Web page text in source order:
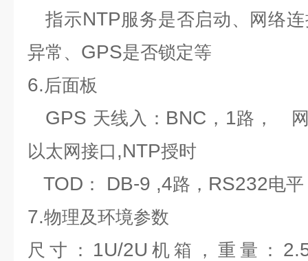
指示NTP服务是否启动、网络
异常、 GPS是否锁定等
6.后面板
GPS 天线入： BNC ， 1路，
以太网接口 ,NTP授时
TOD ： DB-9 ,4路， RS232电
7.物理及环境参数
尺寸： 1U/2U 机箱，重量：